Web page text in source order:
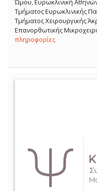
Ώμου, Ευρωκλινική
Τμήματος Ευρωκλινικής
Τμήματος Χειρουργικής
Επανορθωτικής
πληροφορίες